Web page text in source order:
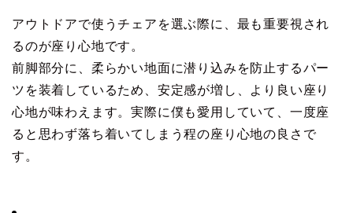
アウトドアで使うチェアを選ぶ際に、最も重要視され
るのが座り心地です。
前脚部分に、柔らかい地面に潜り込みを防止するパー
ツを装着しているため、安定感が増し、より良い座り
心地が味わえます。実際に僕も愛用していて、一度座
ると思わず落ち着いてしまう程の座り心地の良さで
す。